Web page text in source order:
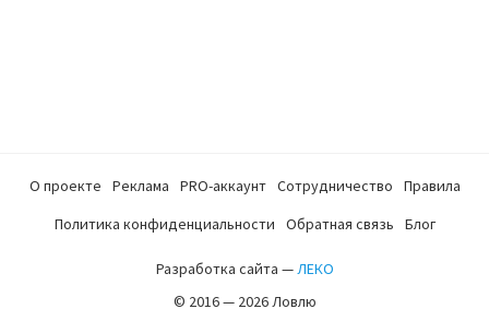
О проекте Реклама PRO-аккаунт Сотрудничество
Правила
Политика конфиденциальности
Обратная связь Блог
Разработка сайта —ЛЕКО
© 2016 — 2026 Ловлю